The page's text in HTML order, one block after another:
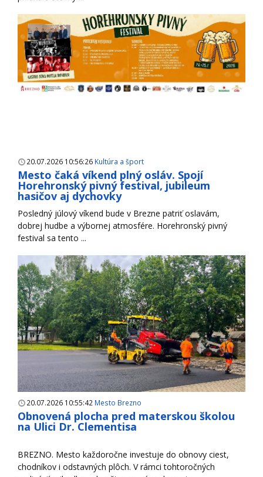
20.07.2026 10:56:26 Kultúra a šport
Mesto čaká víkend plný osláv. Spojí
Horehronský pivný festival, jubileum
hasičov aj dychovky
Posledný júlový víkend bude v Brezne patriť oslavám,
dobrej hudbe a výbornej atmosfére. Horehronský pivný
festival sa tento ...
20.07.2026 10:55:42 Mesto Brezno
Obnovená plocha pred materskou školou
na Ulici Dr. Clementisa
BREZNO. Mesto každoročne investuje do obnovy ciest,
chodníkov i odstavných plôch. V rámci tohtoročných